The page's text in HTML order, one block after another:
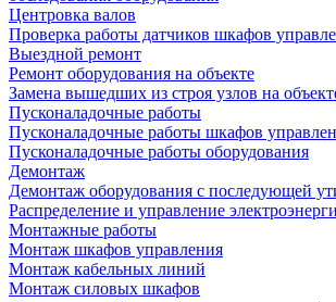
Центровка валов
Проверка работы датчиков шкафов
Выездной ремонт
Ремонт оборудования на объекте
Замена вышедших из строя узлов на
Пусконаладочные работы
Пусконаладочные работы шкафов
Пусконаладочные работы оборудования
Демонтаж
Демонтаж оборудования с последующей
Распределение и управление
Монтажные работы
Монтаж шкафов управления
Монтаж кабельных линий
Монтаж силовых шкафов